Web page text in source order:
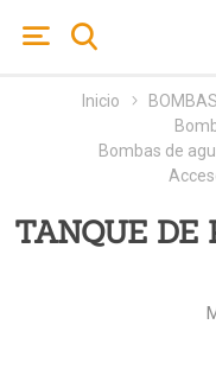
Inicio
Bombas de
TANQUE DE